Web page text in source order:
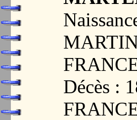
Décès :